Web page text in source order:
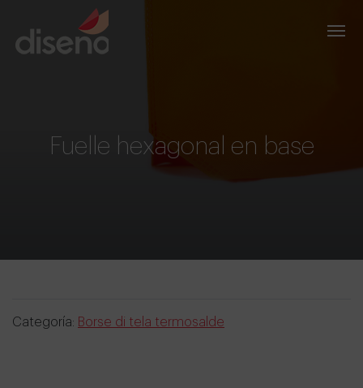
Fuelle hexagonal en base
Categoría: Borse di tela termosalde